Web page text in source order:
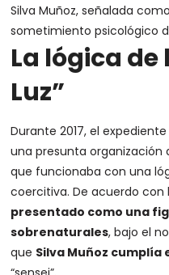
Silva Muñoz, señalada como
sometimiento psicológico
La lógica de
Luz”
Durante 2017, el
una presunta organización
que funcionaba con una
coercitiva. De acuerdo con
presentado como una
sobrenaturales, bajo el
que Silva Muñoz